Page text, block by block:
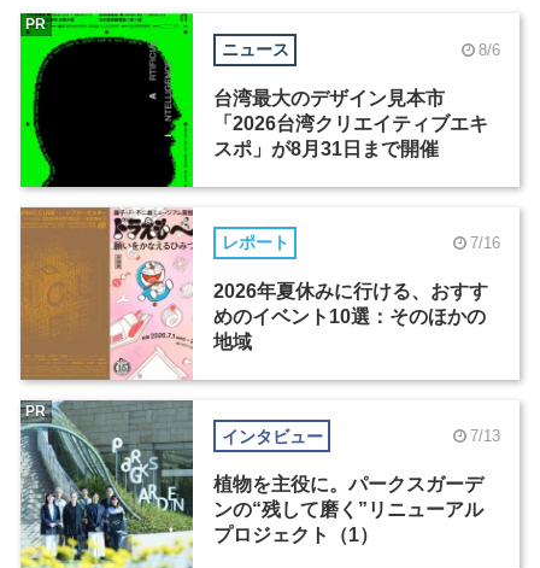
ニュース 8/6
台湾最大のデザイン見本市
「2026台湾クリエイティブエキ
スポ」が8月31日まで開催
PR
レポート 7/16
2026年夏休みに行ける、おすす
めのイベント10選：そのほかの
地域
インタビュー 7/13
植物を主役に。パークスガーデ
ンの“残して磨く”リニューアル
プロジェクト（1）
PR